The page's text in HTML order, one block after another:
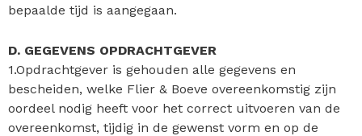
bepaalde tijd is aangegaan.
D. GEGEVENS OPDRACHTGEVER
1.Opdrachtgever is gehouden alle gegevens en
bescheiden, welke Flier & Boeve overeenkomstig zijn
oordeel nodig heeft voor het correct uitvoeren van de
overeenkomst, tijdig in de gewenst vorm en op de